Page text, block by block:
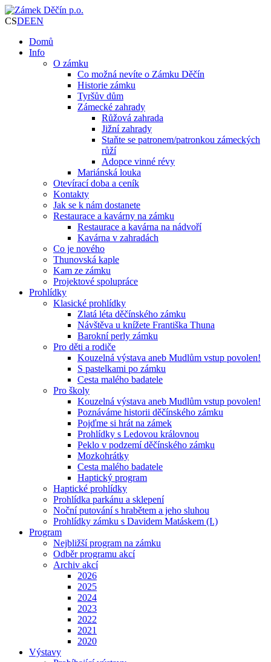
CSDEEN
Domů
Info
O zámku
Co možná nevíte o Zámku Děčín
Historie zámku
Tyršův dům
Zámecké zahrady
Růžová zahrada
Jižní zahrady
Staňte se patronem/patronkou zámeckých
růží
Adopce vinné révy
Mariánská louka
Otevírací doba a ceník
Kontakty
Jak se k nám dostanete
Restaurace a kavárny na zámku
Restaurace a kavárna na nádvoří
Kavárna v zahradách
Co je nového
Thunovská kaple
Kam ze zámku
Projektové spolupráce
Prohlídky
Klasické prohlídky
Zlatá léta děčínského zámku
Návštěva u knížete Františka Thuna
Barokní perly zámku
Pro děti a rodiče
Kouzelná výstava aneb Mudlům vstup povolen!
S pastelkami po zámku
Cesta malého badatele
Pro školy
Kouzelná výstava aneb Mudlům vstup povolen!
Poznáváme historii děčínského zámku
Pojďme si hrát na zámek
Prohlídky s Ledovou královnou
Peklo v podzemí děčínského zámku
Mozkohrátky
Cesta malého badatele
Haptický program
Haptické prohlídky
Prohlídka parkánu a sklepení
Noční putování s hrabětem a jeho sluhou
Prohlídky zámku s Davidem Matáskem (I.)
Program
Nejbližší program na zámku
Odběr programu akcí
Archiv akcí
2026
2025
2024
2023
2022
2021
2020
Výstavy